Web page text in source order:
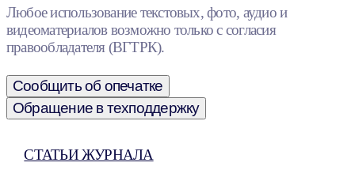
Любое использование текстовых, фото, аудио и
видеоматериалов возможно только с согласия
правообладателя (ВГТРК).
Сообщить об опечатке
Обращение в техподдержку
СТАТЬИ ЖУРНАЛА